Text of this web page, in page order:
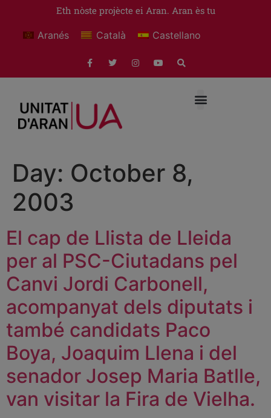
Eth nòste projècte ei Aran. Aran ès tu
Aranés Català Castellano
Day: October 8,
2003
El cap de Llista de Lleida
per al PSC-Ciutadans pel
Canvi Jordi Carbonell,
acompanyat dels diputats i
també candidats Paco
Boya, Joaquim Llena i del
senador Josep Maria Batlle,
van visitar la Fira de Vielha.